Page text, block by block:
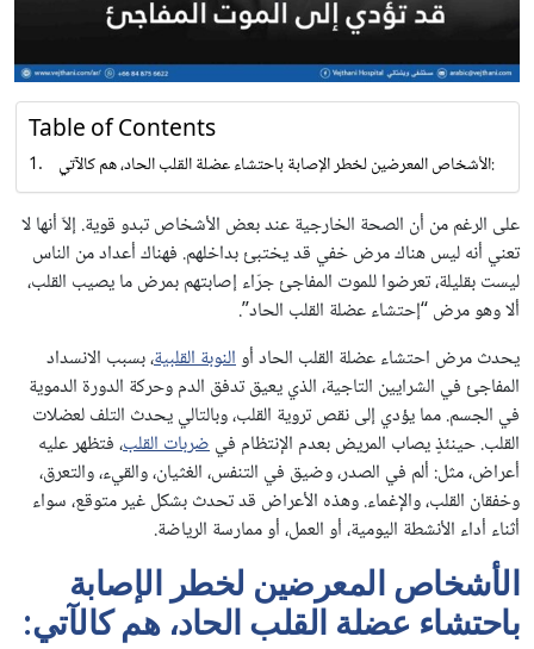
Table of Contents
الأشخاص المعرضين لخطر الإصابة باحتشاء عضلة القلب الحاد، هم كالآتي:
على الرغم من أن الصحة الخارجية عند بعض الأشخاص تبدو قوية. إلاّ أنها لا
تعني أنه ليس هناك مرض خفي قد يختبئ بداخلهم. فهناك أعداد من الناس
ليست بقليلة، تعرضوا للموت المفاجئ جرّاء إصابتهم بمرض ما يصيب القلب،
ألا وهو مرض “إحتشاء عضلة القلب الحاد”.
يحدث مرض احتشاء عضلة القلب الحاد أوالنوبة القلبية، بسبب الانسداد
المفاجئ في الشرايين التاجية، الذي يعيق تدفق الدم وحركة الدورة الدموية
في الجسم. مما يؤدي إلى نقص تروية القلب، وبالتالي يحدث التلف لعضلات
القلب. حينئذٍ يصاب المريض بعدم الإنتظام فيضربات القلب، فتظهر عليه
أعراض، مثل: ألم في الصدر، وضيق في التنفس، الغثيان، والقيء، والتعرق،
وخفقان القلب، والإغماء. وهذه الأعراض قد تحدث بشكل غير متوقع، سواء
أثناء أداء الأنشطة اليومية، أو العمل، أو ممارسة الرياضة.
الأشخاص المعرضين لخطر الإصابة
باحتشاء عضلة القلب الحاد، هم كالآتي: